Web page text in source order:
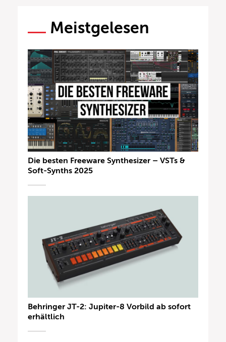
Meistgelesen
Die besten Freeware Synthesizer – VSTs &
Soft-Synths 2025
Behringer JT-2: Jupiter-8 Vorbild ab sofort
erhältlich